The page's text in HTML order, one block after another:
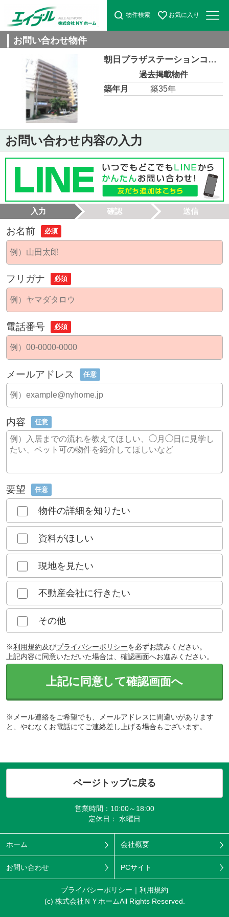
物件検索 お気に入り
お問い合わせ物件
朝日プラザステーションコア松山 1007
過去掲載物件
築年月
築35年
お問い合わせ内容の入力
入力 確認 送信
お名前 必須
フリガナ 必須
電話番号 必須
メールアドレス 任意
内容 任意
要望 任意
物件の詳細を知りたい
資料がほしい
現地を見たい
不動産会社に行きたい
その他
※利用規約及びプライバシーポリシーを必ずお読みください。
上記内容に同意いただいた場合は、確認画面へお進みください。
上記に同意して確認画面へ
※メール連絡をご希望でも、メールアドレスに間違いがあります
と、やむなくお電話にてご連絡差し上げる場合もございます。
ページトップに戻る
営業時間：10:00～18:00
定休日： 水曜日
ホーム 会社概要
お問い合わせ PCサイト
プライバシーポリシー
利用規約
(c) 株式会社ＮＹホームAll Rights Reserved.